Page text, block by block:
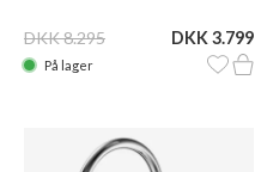
DKK 8.295 DKK 3.799
På lager